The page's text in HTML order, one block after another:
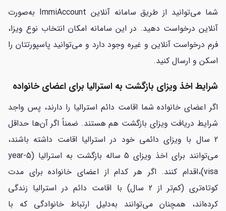
شما می‌توانید از طریق سامانه آنلاین ImmiAccount به‌صورت
آنلاین درخواست دهید. در این سامانه امکان انتخاب نوع ویزا،
فرم درخواست آنلاین و غیره وجود دارد و می‌توانید پاسپورتتان را
اسکن و ارسال کنید.
شرایط اخذ ویزای بازگشت به استرالیا برای اعضای خانواده
اگر اعضای خانواده شما اقامت دائم استرالیا را دارند، پس واجد
شرایط دریافت ویزای بازگشت هم هستند. ضمناً اگر آن‌ها حداقل
2 سال با ویزای دائمی خود در استرالیا اقامت داشته باشند،
می‌توانند برای اخذ ویزای 5 ساله بازگشت به استرالیا (5-year
visa)،اقدام کنند. اگر هر کدام از اعضای خانواده برای مدت
کوتاه‌تری (کم‌تر از 2 سال) با اقامت دائم در استرالیا زندگی
کرده‌اند، همچنان می‌توانند به‌دلیل ارتباط خانوادگی که با